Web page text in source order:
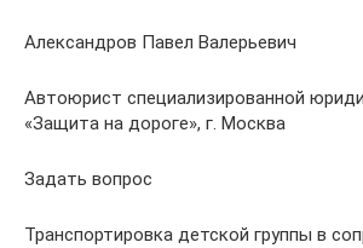
Александров Павел Валерьевич
Автоюрист специализированной
«Защита на дороге», г. Москва
Задать вопрос
Транспортировка детской группы в